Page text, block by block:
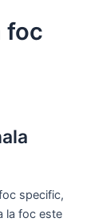
foc
specific,
la foc este